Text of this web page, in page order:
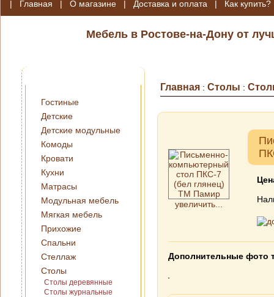
| Главная | О магазине | Доставка и оплата | Как купить?
Мебель в Ростове-на-Дону от
Гостиные
Детские
Детские модульные
Комоды
Кровати
Кухни
Матрасы
Модульная мебель
Мягкая мебель
Прихожие
Спальни
Стеллаж
Столы
Столы деревянные
Столы журнальные
Главная : Столы :
увеличить...
Дополнительные фото